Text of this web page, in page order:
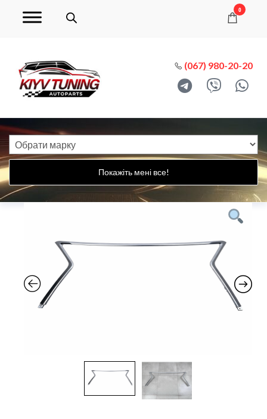
0
(067) 980-20-20
Покажіть мені все!